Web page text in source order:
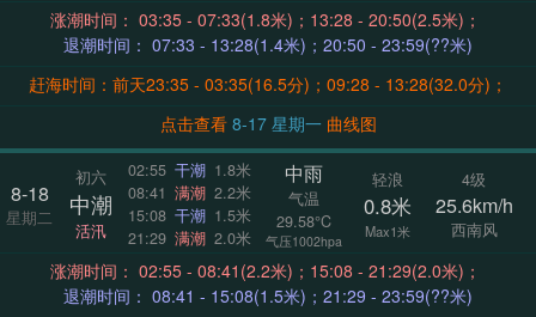
涨潮时间： 03:35 - 07:33(1.8米)；13:28 - 20:50(2.5米)；
退潮时间： 07:33 - 13:28(1.4米)；20:50 - 23:59(??米)
赶海时间：前天23:35 - 03:35(16.5分)；09:28 - 13:28(32.0分)；
点击查看
8-17 星期一 曲线图
8-18
星期二
初六
中潮
活汛
02:55 干潮 1.8米
08:41 满潮 2.2米
15:08 干潮 1.5米
21:29 满潮 2.0米
中雨
气温
29.58°C
气压1002hpa
轻浪
0.8米
Max1米
4级
25.6km/h
西南风
涨潮时间： 02:55 - 08:41(2.2米)；15:08 - 21:29(2.0米)；
退潮时间： 08:41 - 15:08(1.5米)；21:29 - 23:59(??米)